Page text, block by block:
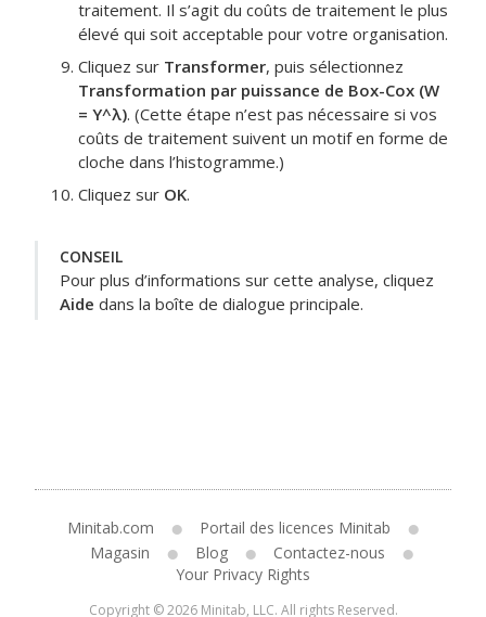
traitement. Il s’agit du coûts de traitement le plus
élevé qui soit acceptable pour votre organisation.
Cliquez sur Transformer, puis sélectionnez
Transformation par puissance de Box-Cox (W
= Y^λ). (Cette étape n’est pas nécessaire si vos
coûts de traitement suivent un motif en forme de
cloche dans l’histogramme.)
Cliquez sur OK.
CONSEIL
Pour plus d’informations sur cette analyse, cliquez
Aide dans la boîte de dialogue principale.
Minitab.com
Portail des licences Minitab
Magasin
Blog
Contactez-nous
Your Privacy Rights
Copyright © 2026 Minitab, LLC. All rights Reserved.